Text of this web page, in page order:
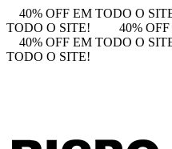
40% OFF EM TODO O
TODO O SITE!
40%
40% OFF EM TODO O
TODO O SITE!